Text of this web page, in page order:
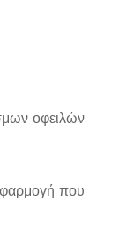
οφειλών
που